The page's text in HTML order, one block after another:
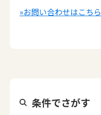
»お問い合わせはこちら
条件でさがす